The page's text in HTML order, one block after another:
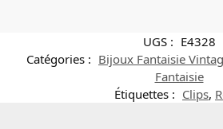
UGS : E4328
Catégories : Bijoux Fantaisie
Fantaisie
Étiquettes : Clips,